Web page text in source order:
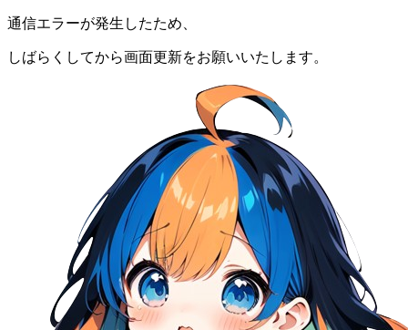
通信エラーが発生したため、
しばらくしてから画面更新をお願いいたします。